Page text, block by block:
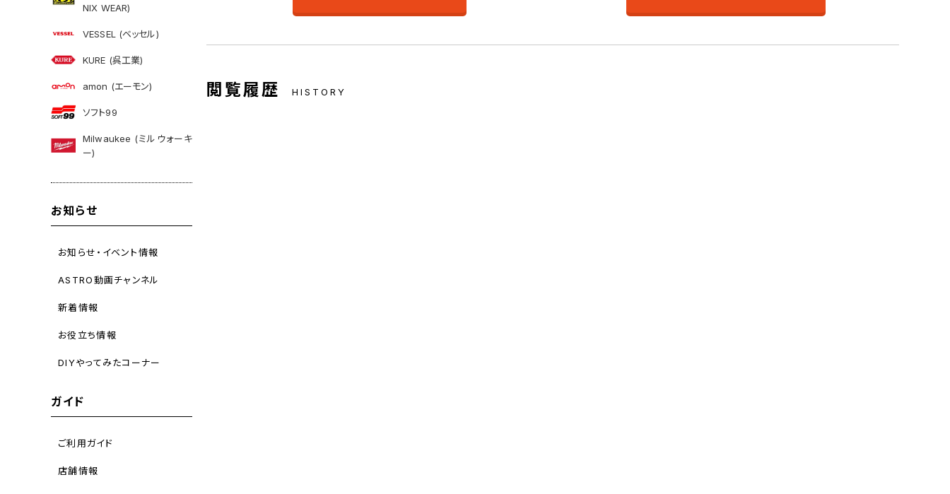
NIX WEAR)
VESSEL (ベッセル)
KURE (呉工業)
amon (エーモン)
ソフト99
Milwaukee (ミルウォーキ
ー)
お知らせ
お知らせ・イベント情報
ASTRO動画チャンネル
新着情報
お役立ち情報
DIYやってみたコーナー
ガイド
ご利用ガイド
店舗情報
閲覧履歴 HISTORY